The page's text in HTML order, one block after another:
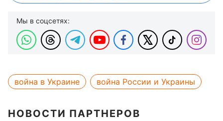
Мы в соцсетях:
война в Украине война России и Украины
НОВОСТИ ПАРТНЕРОВ